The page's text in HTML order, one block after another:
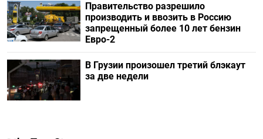
Правительство разрешило
производить и ввозить в Россию
запрещенный более 10 лет бензин
Евро-2
В Грузии произошел третий блэкаут
за две недели